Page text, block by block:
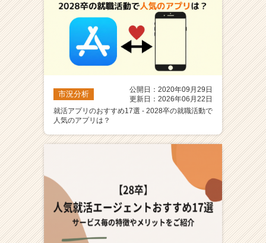
市況分析
公開日：2020年09月29日
更新日：2026年06月22日
就活アプリのおすすめ17選 - 2028卒の就職活動で
人気のアプリは？